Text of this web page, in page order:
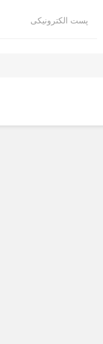
پست الکترونیکی